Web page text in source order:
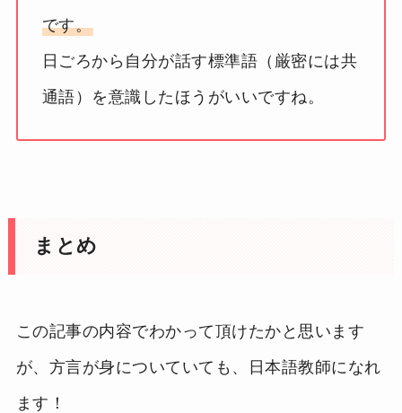
です。
日ごろから自分が話す標準語（厳密には共
通語）を意識したほうがいいですね。
まとめ
この記事の内容でわかって頂けたかと思います
が、方言が身についていても、日本語教師になれ
ます！